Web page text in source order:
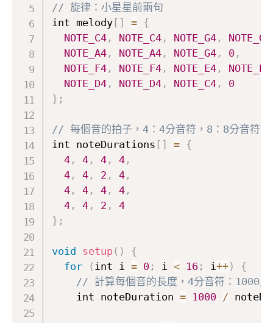
// 旋律：小星星前兩句
int melody[ ] =
{
NOTE_C4, NOTE_C4, NOTE_G4, NOTE_G4
NOTE_A4, NOTE_A4, NOTE_G4, 0,
NOTE_F4, NOTE_F4, NOTE_E4, NOTE_E4
NOTE_D4, NOTE_D4, NOTE_C4,
0
} ;
// 每個音的拍子，4：4分音符，8：8分音符
int noteDurations [ ] =
{
4, 4, 4, 4,
4, 4, 2 , 4,
4, 4, 4, 4,
4, 4, 2 ,
4
} ;
void setup( )
{
for
( int i = 0; i < 16 ; i ++)
{
// 計算每個音的長度，4分音符：1000/
    int noteDuration
= 1000 /